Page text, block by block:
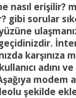
nasıl erişilir?
gibi sorular
adını
modem
şekilde